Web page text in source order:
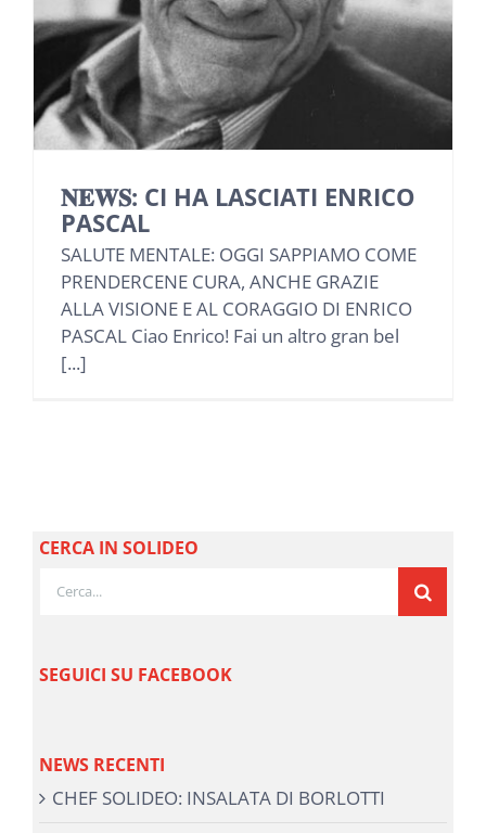
NEWS
INIZIATIVE
AREA RISERVATA BENEFICIARI
AREA RISERVATA AZIENDE
𝐍𝐄𝐖𝐒: CI HA LASCIATI ENRICO
PASCAL
SALUTE MENTALE: OGGI SAPPIAMO COME
PRENDERCENE CURA, ANCHE GRAZIE
ALLA VISIONE E AL CORAGGIO DI ENRICO
PASCAL Ciao Enrico! Fai un altro gran bel
[...]
CERCA IN SOLIDEO
SEGUICI SU FACEBOOK
NEWS RECENTI
CHEF SOLIDEO: INSALATA DI BORLOTTI